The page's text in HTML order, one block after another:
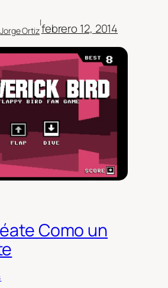
Jorge Ortiz
|febrero 12, 2014
Como un